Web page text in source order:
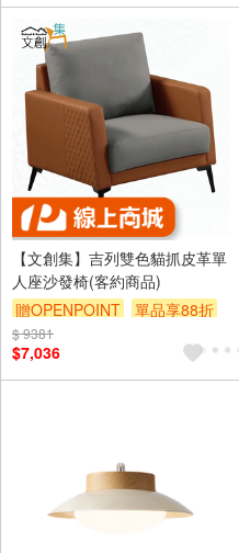
【文創集】吉列雙色貓抓皮革單
人座沙發椅(客約商品)
贈OPENPOINT
單品享88折
$ 9381
$7,036